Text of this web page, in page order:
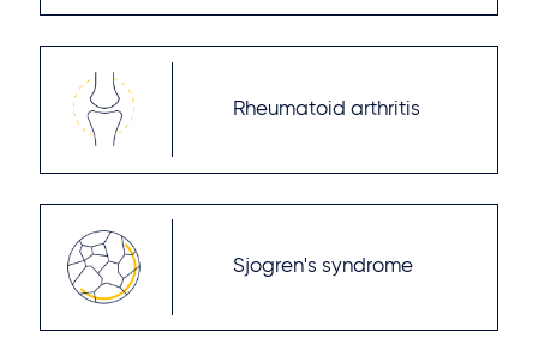
Rheumatoid arthritis
Sjogren's syndrome